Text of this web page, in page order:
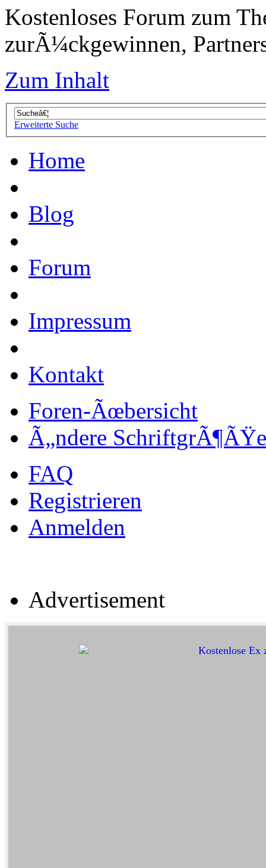
Kostenloses Forum zum
zurÃ¼ckgewinnen,
Zum Inhalt
Erweiterte Suche
Home
Blog
Forum
Impressum
Kontakt
Foren-Ãœbersicht
Ã„ndere SchriftgrÃ¶ÃŸe
FAQ
Registrieren
Anmelden
Advertisement